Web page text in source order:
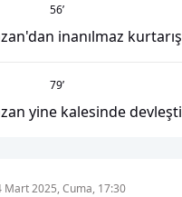
56’
inanılmaz kurtarış
79’
yine kalesinde devleşti
Mart 2025, Cuma, 17:30